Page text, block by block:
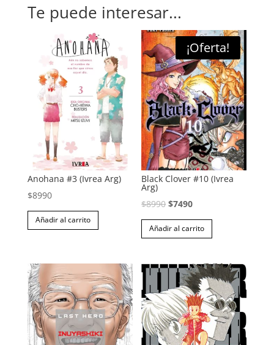
Te puede interesar...
Anohana #3 (Ivrea Arg)
$8990
Añadir al carrito
¡Oferta!
Black Clover #10 (Ivrea
Arg)
$8990 El
precio
original
$8990.
$7490El
precio
actual
$7490.
Añadir al carrito